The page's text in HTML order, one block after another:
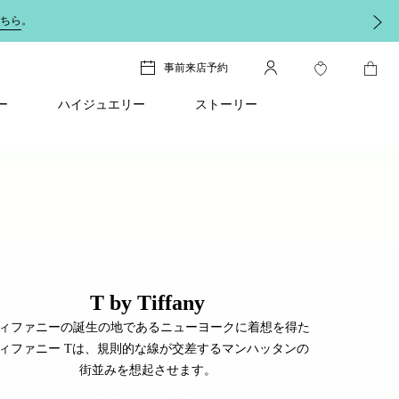
ら 。
事前来店予約
ハイジュエリー ストーリー
T by Tiffany
ファニーの誕生の地であるニューヨークに着想を得た
ファニー Tは、規則的な線が交差するマンハッタンの
街並みを想起させます。